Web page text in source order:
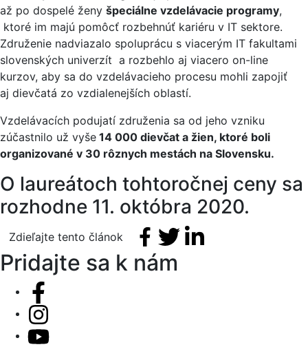
až po dospelé ženy špeciálne vzdelávacie programy,
ktoré im majú pomôcť rozbehnúť kariéru v IT sektore.
Združenie nadviazalo spoluprácu s viacerým IT fakultami
slovenských univerzít a rozbehlo aj viacero on-line
kurzov, aby sa do vzdelávacieho procesu mohli zapojiť
aj dievčatá zo vzdialenejších oblastí.
Vzdelávacích podujatí združenia sa od jeho vzniku
zúčastnilo už vyše 14 000 dievčat a žien, ktoré boli
organizované v 30 rôznych mestách na Slovensku.
O laureátoch tohtoročnej ceny sa
rozhodne 11. októbra 2020.
Zdieľajte tento článok Facebook share
TweetLinkedin share
Pridajte sa k nám